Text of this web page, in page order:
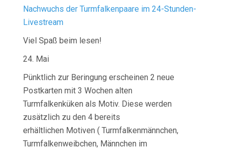
Nachwuchs der Turmfalkenpaare im 24-Stunden-
Livestream
Viel Spaß beim lesen!
24. Mai
Pünktlich zur Beringung erscheinen 2 neue
Postkarten mit 3 Wochen alten
Turmfalkenküken als Motiv. Diese werden
zusätzlich zu den 4 bereits
erhältlichen Motiven ( Turmfalkenmännchen,
Turmfalkenweibchen, Männchen im